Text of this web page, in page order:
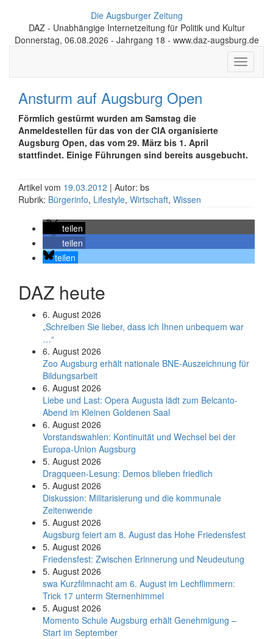
Die Augsburger Zeitung
DAZ - Unabhängige Internetzeitung für Politik und Kultur
Donnerstag, 06.08.2026 - Jahrgang 18 - www.daz-augsburg.de
Toggle
Ansturm auf Augsburg Open
Förmlich gestürmt wurden am Samstag die
Anmeldestellen für das von der CIA organisierte
Augsburg Open, das vom 29. März bis 1. April
stattfindet. Einige Führungen sind bereits ausgebucht.
Artikel vom 19.03.2012 | Autor: bs
Rubrik: Bürgerinfo, Lifestyle, Wirtschaft, Wissen
teilen
teilen
teilen
DAZ heute
6. August 2026
„Schreiben Sie lieber, dass ich Ihnen unbequem war
…“
6. August 2026
Zoo Augsburg erhält nationale BNE-Auszeichnung für
Bildungsarbeit
6. August 2026
Liebe und Last: Opera Augusta lädt zum Belcanto-
Abend im Kleinen Goldenen Saal
6. August 2026
Vorstandswahlen: Kontinuität und Wechsel bei der
Europa-Union Augsburg
5. August 2026
Dragqueen-Lesung: Demos blieben friedlich
5. August 2026
Diskussion: Mi­li­ta­ri­sie­rung und die kommunale
Zeitenwende
5. August 2026
Augsburg feiert am 8. August das Hohe Friedensfest
5. August 2026
Friedensfest: Zwischen Erinnerung und Neudeutung
5. August 2026
swa Kurz­film­nacht am 6. August im Lech­flim­mern:
Trick 17 unterm Sternen­himmel
5. August 2026
Momento Schule Augsburg erhält Genehmigung –
Start im September